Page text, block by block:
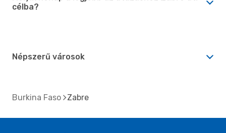
célba?
Népszerű városok
Burkina Faso Zabre